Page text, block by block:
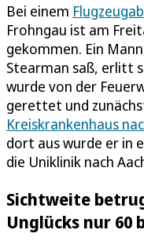
Bei einem
Frohngau ist am
gekommen. Ein
Stearman saß, erlitt
wurde von der
gerettet und
Kreiskrankenhaus
dort aus wurde er in
die Uniklinik nach
Sichtweite
Unglücks nur 60